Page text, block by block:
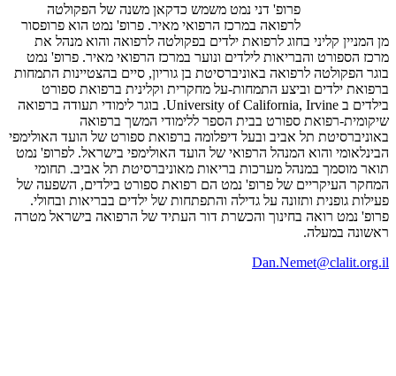
פרופ' דני נמט משמש כדקאן משנה של הפקולטה
לרפואה במרכז הרפואי מאיר. פרופ' נמט הוא פרופסור
מן המניין קליני בחוג לרפואת ילדים בפקולטה לרפואה והוא מנהל את
מרכז הספורט והבריאות לילדים ונוער במרכז הרפואי מאיר. פרופ' נמט
בוגר הפקולטה לרפואה באוניברסיטת בן גוריון, סיים בהצטיינות התמחות
ברפואת ילדים וביצע התמחות-על מחקרית וקלינית ברפואת ספורט
בילדים ב University of California, Irvine. בוגר לימודי תעודה ברפואה
שיקומית-רפואת ספורט בבית הספר ללימודי המשך ברפואה
באוניברסיטת תל אביב ובעל דיפלומה ברפואת ספורט של הועד האולימפי
הבינלאומי והוא המנהל הרפואי של הועד האולימפי בישראל. לפרופ' נמט
תואר מוסמך במנהל מערכות בריאות מאוניברסיטת תל אביב. תחומי
המחקר העיקריים של פרופ' נמט הם רפואת ספורט בילדים, השפעה של
פעילות גופנית ותזונה על גדילה והתפתחות של ילדים בבריאות ובחולי.
פרופ' נמט רואה בחינוך והכשרת דור העתיד של הרפואה בישראל מטרה
ראשונה במעלה.
Dan.Nemet@clalit.org.il